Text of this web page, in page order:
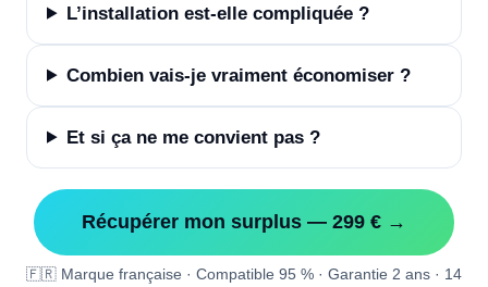
L’installation est-elle compliquée ?
Combien vais-je vraiment économiser ?
Et si ça ne me convient pas ?
Récupérer mon surplus — 299 € →
🇫🇷 Marque française · Compatible 95 % · Garantie 2 ans · 14